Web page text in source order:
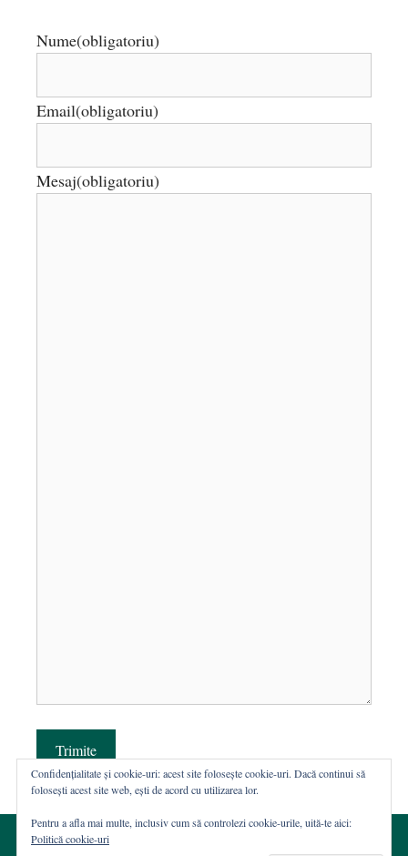
Nume(obligatoriu)
Email(obligatoriu)
Mesaj(obligatoriu)
Trimite
Confidențialitate și cookie-uri: acest site folosește cookie-uri. Dacă continui să
folosești acest site web, ești de acord cu utilizarea lor.
Pentru a afla mai multe, inclusiv cum să controlezi cookie-urile, uită-te aici:
Politică cookie-uri